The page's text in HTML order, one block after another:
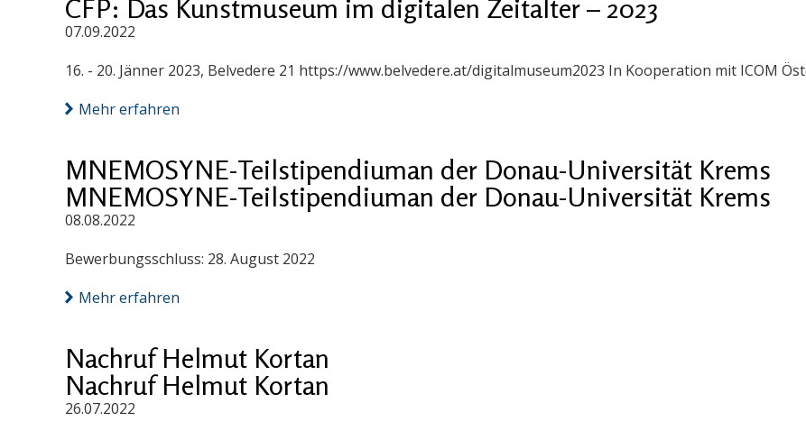
CFP: Das Kunstmuseum im digitalen Zeitalter – 2023
07.09.2022
16. - 20. Jänner 2023, Belvedere 21 https://www.belvedere.at/digitalmuseum2023 In Kooperation mit ICOM
Mehr erfahren
MNEMOSYNE-Teilstipendiuman der Donau-Universität Krems
MNEMOSYNE-Teilstipendiuman der Donau-Universität Krems
08.08.2022
Bewerbungsschluss: 28. August 2022
Mehr erfahren
Nachruf Helmut Kortan
Nachruf Helmut Kortan
26.07.2022